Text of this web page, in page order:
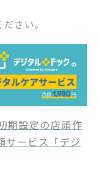
さい。
期設定の店頭作
ービス「デジ